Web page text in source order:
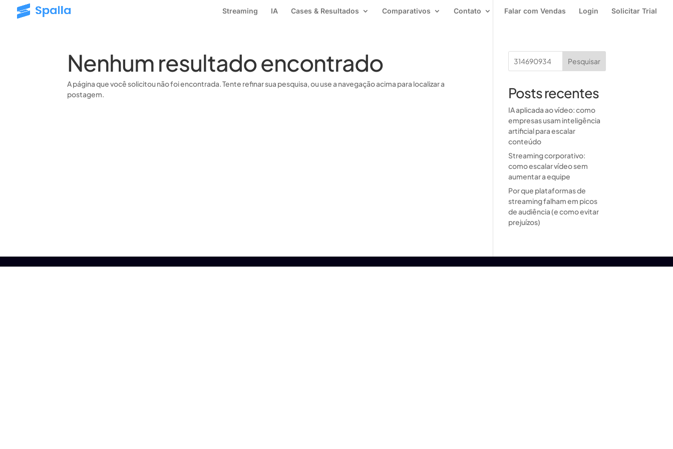
Streaming IA Cases & Resultados Comparativos Contato Falar com Vendas Login Solicitar Trial
Nenhum resultado encontrado
A página que você solicitou não foi encontrada. Tente refinar sua pesquisa, ou use a navegação acima para localizar a
postagem.
Posts recentes
IA aplicada ao vídeo: como
empresas usam inteligência
artificial para escalar
conteúdo
Streaming corporativo:
como escalar vídeo sem
aumentar a equipe
Por que plataformas de
streaming falham em picos
de audiência (e como evitar
prejuízos)